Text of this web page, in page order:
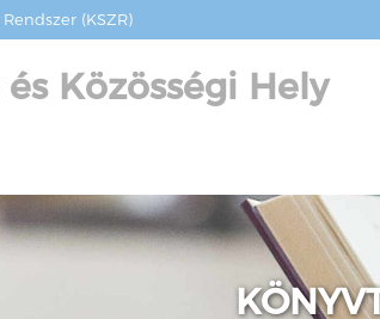
(KSZR)
Közösségi Hely